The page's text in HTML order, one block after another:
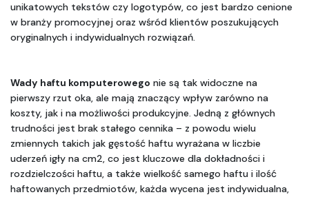
unikatowych tekstów czy logotypów, co jest bardzo cenione
w branży promocyjnej oraz wśród klientów poszukujących
oryginalnych i indywidualnych rozwiązań.
Wady haftu komputerowego nie są tak widoczne na
pierwszy rzut oka, ale mają znaczący wpływ zarówno na
koszty, jak i na możliwości produkcyjne. Jedną z głównych
trudności jest brak stałego cennika – z powodu wielu
zmiennych takich jak gęstość haftu wyrażana w liczbie
uderzeń igły na cm2, co jest kluczowe dla dokładności i
rozdzielczości haftu, a także wielkość samego haftu i ilość
haftowanych przedmiotów, każda wycena jest indywidualna,